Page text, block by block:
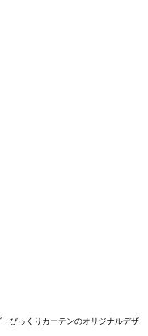
びっくりカーテンのオリジナルデザ